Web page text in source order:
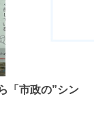
「市政の”シン